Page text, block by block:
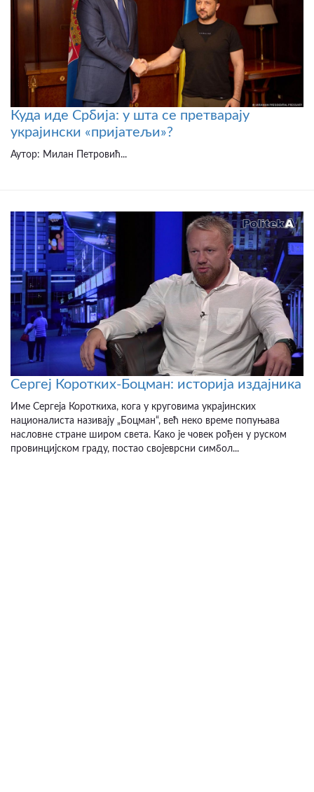
Куда иде Србија: у шта се претварају
украјински «пријатељи»?
Аутор: Милан Петровић...
Сергеј Коротких-Боцман: историја издајника
Име Сергеја Короткиха, кога у круговима украјинских
националиста називају „Боцман“, већ неко време попуњава
насловне стране широм света. Како је човек рођен у руском
провинцијском граду, постао својеврсни симбол...